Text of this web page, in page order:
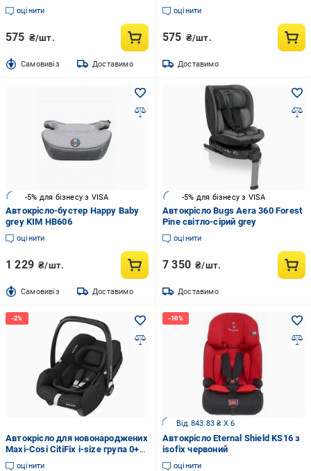
оцінити
575 ₴/шт.
Cамовивіз Доставимо
оцінити
575 ₴/шт.
Доставимо
-5% для бізнесу з VISA
Автокрісло-бустер Happy Baby
grey KIM HB606
оцінити
1 229 ₴/шт.
Cамовивіз Доставимо
-5% для бізнесу з VISA
Автокрісло Bugs Aera 360 Forest
Pine світло-сірий grey
оцінити
7 350 ₴/шт.
Доставимо
Автокрісло для новонароджених
Maxi-Cosi CitiFix i-size група 0+
0-12 кг Black
оцінити
Від 843.83 ₴ X 6
Автокрісло Eternal Shield KS16 з
isofix червоний
оцінити